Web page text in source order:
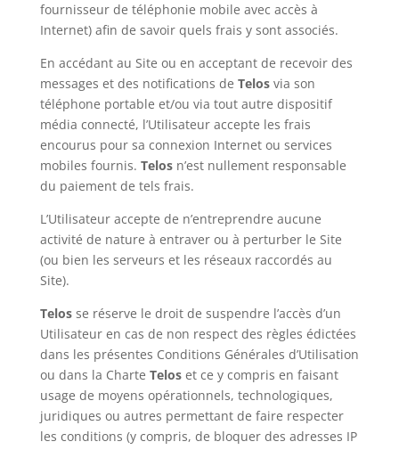
fournisseur de téléphonie mobile avec accès à
Internet) afin de savoir quels frais y sont associés.
En accédant au Site ou en acceptant de recevoir des
messages et des notifications de Telosvia son
téléphone portable et/ou via tout autre dispositif
média connecté, l’Utilisateur accepte les frais
encourus pour sa connexion Internet ou services
mobiles fournis. Telosn’est nullement responsable
du paiement de tels frais.
L’Utilisateur accepte de n’entreprendre aucune
activité de nature à entraver ou à perturber le Site
(ou bien les serveurs et les réseaux raccordés au
Site).
Telosse réserve le droit de suspendre l’accès d’un
Utilisateur en cas de non respect des règles édictées
dans les présentes Conditions Générales d’Utilisation
ou dans la Charte Teloset ce y compris en faisant
usage de moyens opérationnels, technologiques,
juridiques ou autres permettant de faire respecter
les conditions (y compris, de bloquer des adresses IP